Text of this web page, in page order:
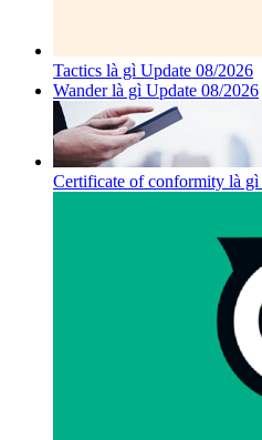
Tactics là gì Update 08/2026
Wander là gì Update 08/2026
Certificate of conformity là